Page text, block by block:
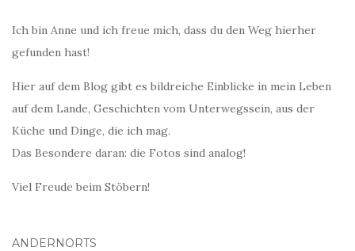
Ich bin Anne und ich freue mich, dass du den Weg hierher
gefunden hast!
Hier auf dem Blog gibt es bildreiche Einblicke in mein Leben
auf dem Lande, Geschichten vom Unterwegssein, aus der
Küche und Dinge, die ich mag.
Das Besondere daran: die Fotos sind analog!
Viel Freude beim Stöbern!
ANDERNORTS